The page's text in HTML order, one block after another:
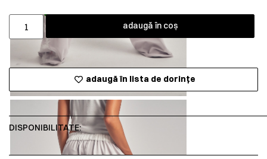
adaugă în coș
adaugă în lista de dorințe
DISPONIBILITATE: